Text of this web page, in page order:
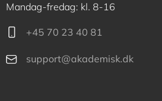
Mandag-fredag: kl. 8-16
+45 70 23 40 81
support@akademisk.dk